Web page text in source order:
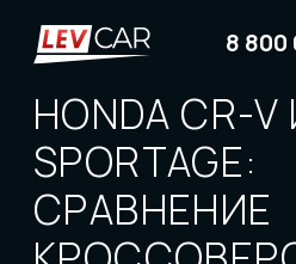
8 800 600-37-37
SPORTAGE:
СРАВНЕНИЕ
КРОССОВЕРОВ С
АЗИАТСКИХ ТОРГОВ